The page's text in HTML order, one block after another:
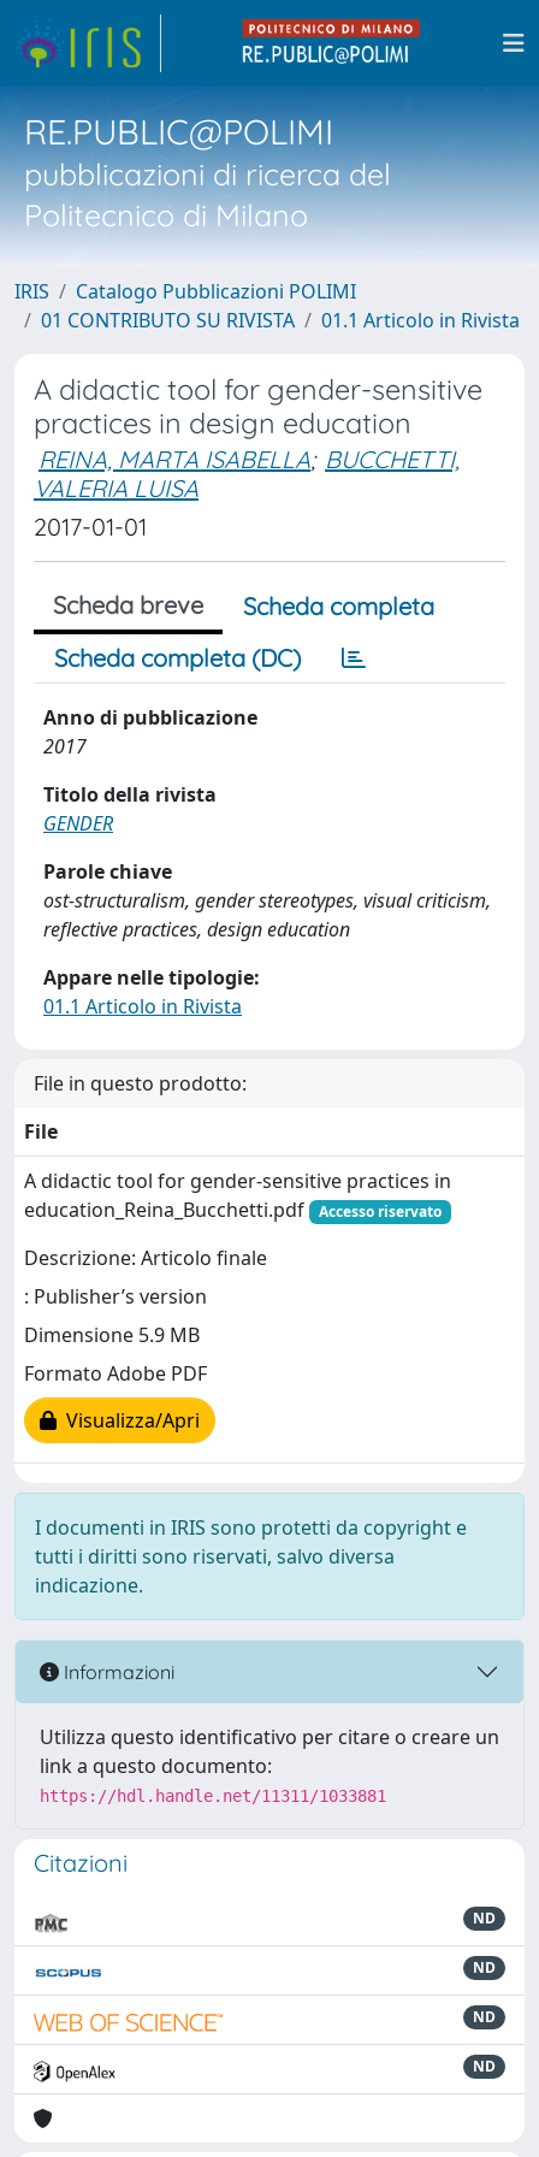
RE.PUBLIC@POLIMI
pubblicazioni di ricerca del
Politecnico di Milano
IRIS
Catalogo Pubblicazioni POLIMI
01 CONTRIBUTO SU RIVISTA
01.1 Articolo in Rivista
A didactic tool for gender-sensitive
practices in design education
REINA, MARTA ISABELLA; BUCCHETTI,
VALERIA LUISA
2017-01-01
Scheda breve
Scheda completa
Scheda completa (DC)
Anno di pubblicazione
2017
Titolo della rivista
GENDER
Parole chiave
ost-structuralism, gender stereotypes, visual criticism,
reflective practices, design education
Appare nelle tipologie:
01.1 Articolo in Rivista
File in questo prodotto:
File
A didactic tool for gender-sensitive practices in
education_Reina_Bucchetti.pdf
Accesso riservato
Descrizione: Articolo finale
: Publisher’s version
Dimensione 5.9 MB
Formato Adobe PDF
Visualizza/Apri
I documenti in IRIS sono protetti da copyright e
tutti i diritti sono riservati, salvo diversa
indicazione.
Informazioni
Utilizza questo identificativo per citare o creare un
link a questo documento:
https://hdl.handle.net/11311/1033881
Citazioni
ND
ND
ND
ND